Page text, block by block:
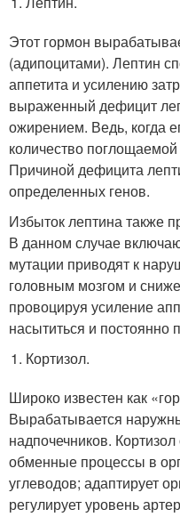
Этот гормон
(адипоцитами). Лептин
аппетита и усилению
выраженный дефицит
ожирением. Ведь, когда
количество
Причиной дефицита
определенных генов.
Избыток лептина также
В данном случае
мутации приводят к
головным мозгом и
провоцируя усиление
насытиться и постоянно
Кортизол.
Широко известен как
Вырабатывается
надпочечников.
обменные процессы в
углеводов; адаптирует
регулирует уровень